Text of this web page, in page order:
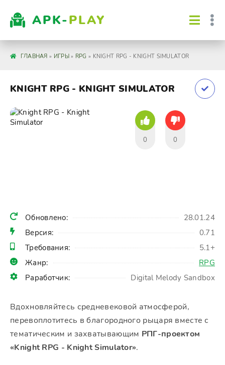
APK-PLAY
ГЛАВНАЯ » ИГРЫ» RPG » KNIGHT RPG - KNIGHT SIMULATOR
KNIGHT RPG - KNIGHT SIMULATOR
Обновлено:
28.01.24
Версия:
0.71
Требования:
5.1+
Жанр:
RPG
Раработчик:
Digital Melody Sandbox
0 0
Вдохновляйтесь средневековой атмосферой,
перевоплотитесь в благородного рыцаря вместе с
тематическим и захватывающим РПГ-проектом
«Knight RPG - Knight Simulator».